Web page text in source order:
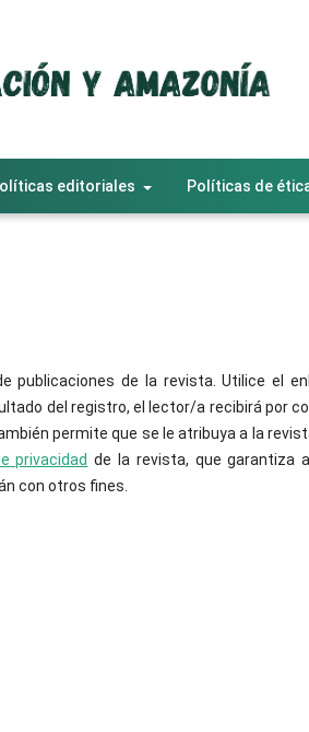
editoriales Políticas de
publicaciones de la revista. Utilice el
del registro, el lector/a recibirá por
permite que se le atribuya a la
privacidad de la revista, que garantiza
con otros fines.